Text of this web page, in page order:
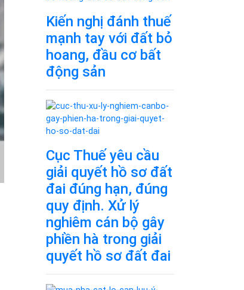
Kiến nghị đánh thuế
mạnh tay với đất bỏ
hoang, đầu cơ bất
động sản
Cục Thuế yêu cầu
giải quyết hồ sơ đất
đai đúng hạn, đúng
quy định. Xử lý
nghiêm cán bộ gây
phiền hà trong giải
quyết hồ sơ đất đai